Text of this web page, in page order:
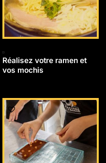
Réalisez votre ramen et
vos mochis